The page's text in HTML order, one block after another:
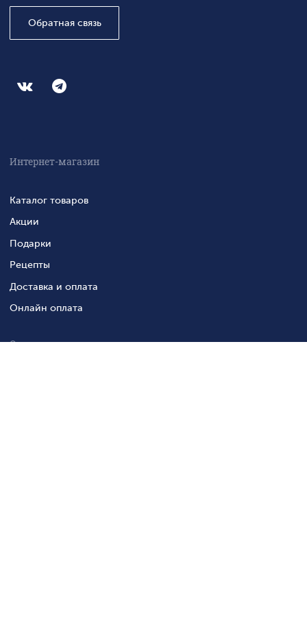
Обратная связь
Интернет-магазин
Каталог товаров
Акции
Подарки
Рецепты
Доставка и оплата
Онлайн оплата
О компании